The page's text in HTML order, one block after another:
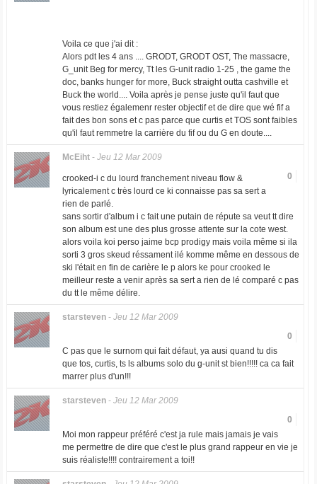
Voila ce que j'ai dit :
Alors pdt les 4 ans .... GRODT, GRODT OST, The massacre,
G_unit Beg for mercy, Tt les G-unit radio 1-25 , the game the
doc, banks hunger for more, Buck straight outta cashville et
Buck the world.... Voila après je pense juste qu'il faut que
vous restiez égalemenr rester objectif et de dire que wé fif a
fait des bon sons et c pas parce que curtis et TOS sont faibles
qu'il faut remmetre la carrière du fif ou du G en doute....
McEiht- Jeu 12 Mar 2009
0
crooked-i c du lourd franchement niveau flow &
lyricalement c très lourd ce ki connaisse pas sa sert a
rien de parlé.
sans sortir d'album i c fait une putain de répute sa veut tt dire
son album est une des plus grosse attente sur la cote west.
alors voila koi perso jaime bcp prodigy mais voila même si ila
sorti 3 gros skeud réssament ilé komme même en dessous de
ski l'était en fin de carière le p alors ke pour crooked le
meilleur reste a venir après sa sert a rien de lé comparé c pas
du tt le même délire.
starsteven- Jeu 12 Mar 2009
0
C pas que le surnom qui fait défaut, ya ausi quand tu dis
que tos, curtis, ts ls albums solo du g-unit st bien!!!!! ca ca fait
marrer plus d'un!!!
starsteven- Jeu 12 Mar 2009
0
Moi mon rappeur préféré c'est ja rule mais jamais je vais
me permettre de dire que c'est le plus grand rappeur en vie je
suis réaliste!!!! contrairement a toi!!